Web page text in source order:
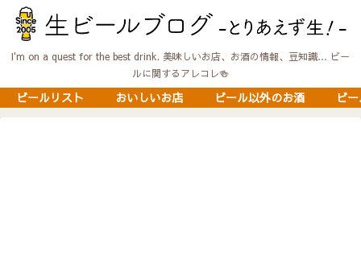
I'm on a quest for the best drink. 美味しいお店、お酒の情報、豆知識… ビー
ルに関するアレコレ🍻
ビールリスト おいしいお店 ビール以外のお酒 ビ